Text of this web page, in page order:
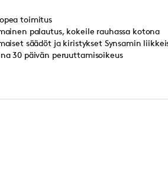
toimitus
palautus, kokeile rauhassa kotona
säädöt ja kiristykset Synsamin
30 päivän peruuttamisoikeus